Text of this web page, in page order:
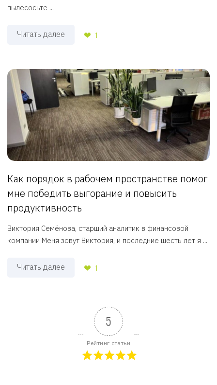
пылесосьте ...
Читать далее 1
Как порядок в рабочем пространстве помог
мне победить выгорание и повысить
продуктивность
Виктория Семёнова, старший аналитик в финансовой
компании Меня зовут Виктория, и последние шесть лет я ...
Читать далее 1
5
Рейтинг статьи